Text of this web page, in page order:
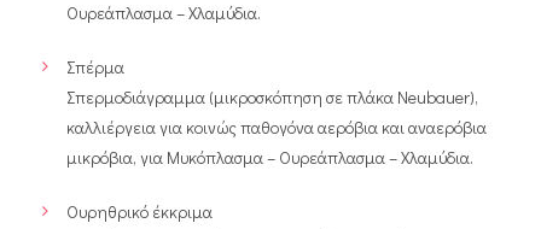
Ουρεάπλασμα – Χλαμύδια.
Σπέρμα
Σπερμοδιάγραμμα (μικροσκόπηση σε πλάκα Neubauer),
καλλιέργεια για κοινώς παθογόνα αερόβια και αναερόβια
μικρόβια, για Μυκόπλασμα – Ουρεάπλασμα – Χλαμύδια.
Ουρηθρικό έκκριμα